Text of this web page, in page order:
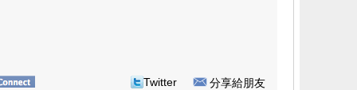
Twitter 分享給朋友